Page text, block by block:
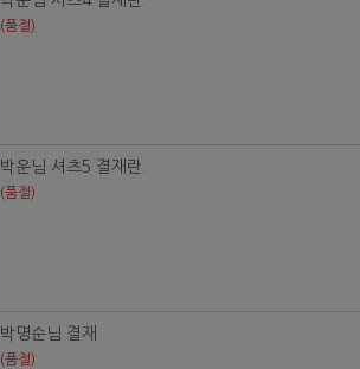
(품절)
박운님 셔츠5 결재란.
(품절)
박명순님 결재
(품절)